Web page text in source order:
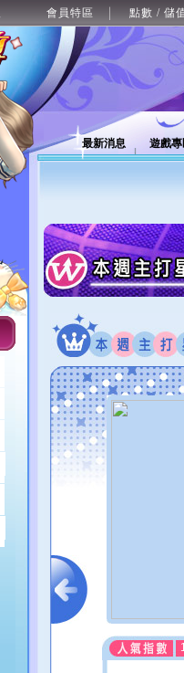
會員特區 點數 / 儲
最新消息 遊戲